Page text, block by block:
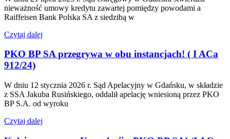
nieważność umowy kredytu zawartej pomiędzy powodami a
Raiffeisen Bank Polska SA z siedzibą w
Czytaj dalej
PKO BP SA przegrywa w obu instancjach! ( I ACa
912/24)
W dniu 12 stycznia 2026 r. Sąd Apelacyjny w Gdańsku, w składzie
z SSA Jakuba Rusińskiego, oddalił apelację wniesioną przez PKO
BP S.A. od wyroku
Czytaj dalej